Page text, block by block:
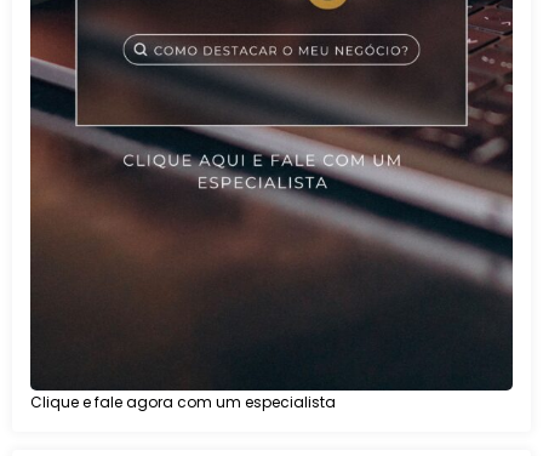
Clique e fale agora com um especialista